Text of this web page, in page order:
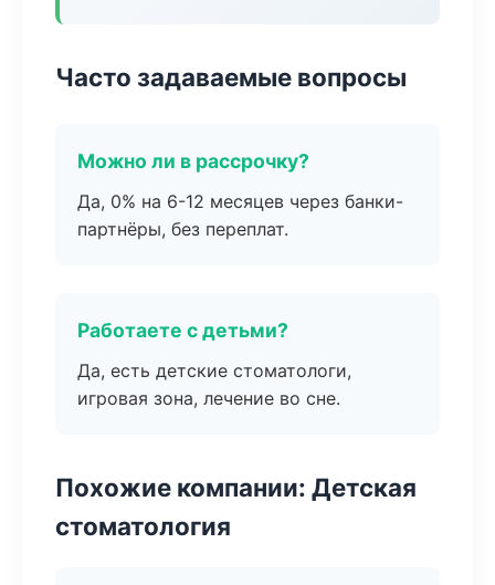
Часто задаваемые вопросы
Можно ли в рассрочку?
Да, 0% на 6-12 месяцев через банки-
партнёры, без переплат.
Работаете с детьми?
Да, есть детские стоматологи,
игровая зона, лечение во сне.
Похожие компании: Детская
стоматология